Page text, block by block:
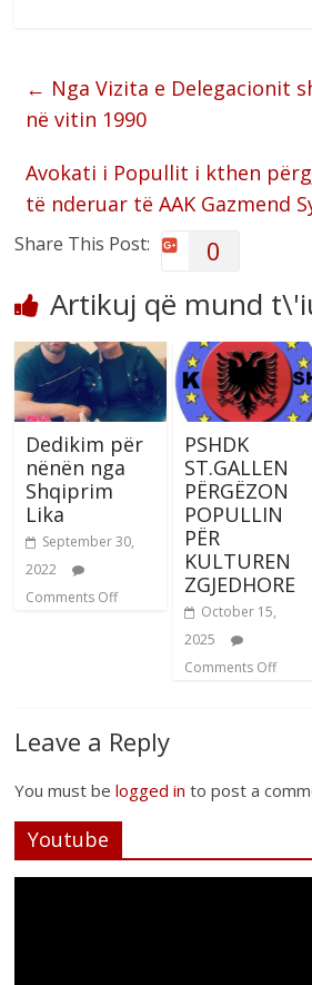
← Nga Vizita e Delegacionit
në vitin 1990
Avokati i Popullit i kthen
të nderuar të AAK Gazmend
Share This Post: 0
Artikuj që mund
Dedikim për
nënën nga
Shqiprim
Lika
September 30,
2022
Comments Off
PSHDK
ST.GALLEN
PËRGËZON
POPULLIN
PËR
KULTUREN
ZGJEDHORE
October 15,
2025
Comments Off
Leave a Reply
You must belogged in to post a
Youtube